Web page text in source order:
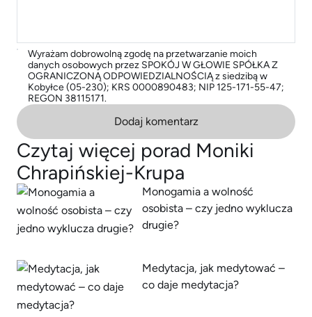
Wyrażam dobrowolną zgodę na przetwarzanie moich
danych osobowych przez SPOKÓJ W GŁOWIE SPÓŁKA Z
OGRANICZONĄ ODPOWIEDZIALNOŚCIĄ z siedzibą w
Kobyłce (05-230); KRS 0000890483; NIP 125-171-55-47;
REGON 38115171.
Dodaj komentarz
Czytaj więcej porad Moniki
Chrapińskiej-Krupa
Monogamia a wolność
osobista – czy jedno wyklucza
drugie?
Medytacja, jak medytować –
co daje medytacja?